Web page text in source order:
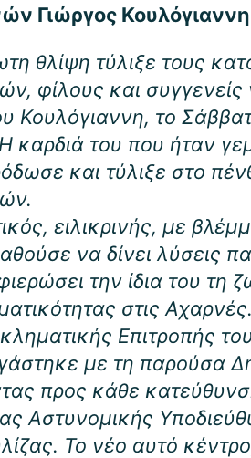
Γιώργος
θλίψη τύλιξε τους
φίλους και συγγενείς
Κουλόγιαννη, το
καρδιά του που ήταν
και τύλιξε στο
ειλικρινής, με
να δίνει λύσεις
την ίδια του τη
στις
Επιτροπής
με τη παρούσα
προς κάθε
Αστυνομικής
Το νέο αυτό